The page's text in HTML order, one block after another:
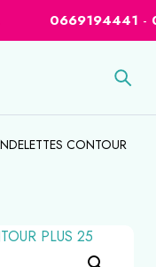
0669194441-
CONTOUR